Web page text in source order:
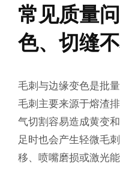
常见质量
色、切缝
毛刺与边缘变色是批
毛刺主要来源于熔渣
气切割容易造成黄变
足时也会产生轻微毛
移、喷嘴磨损或激光能